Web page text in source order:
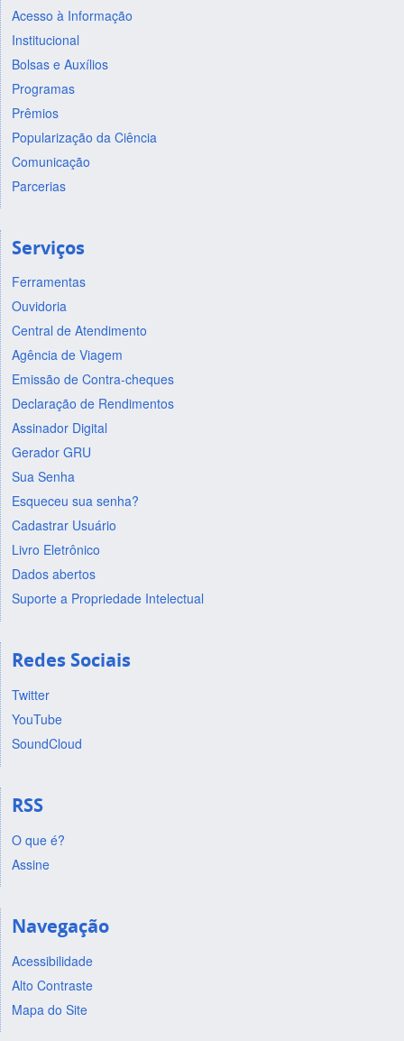
Acesso à Informação
Institucional
Bolsas e Auxílios
Programas
Prêmios
Popularização da Ciência
Comunicação
Parcerias
Serviços
Ferramentas
Ouvidoria
Central de Atendimento
Agência de Viagem
Emissão de Contra-cheques
Declaração de Rendimentos
Assinador Digital
Gerador GRU
Sua Senha
Esqueceu sua senha?
Cadastrar Usuário
Livro Eletrônico
Dados abertos
Suporte a Propriedade Intelectual
Redes Sociais
Twitter
YouTube
SoundCloud
RSS
O que é?
Assine
Navegação
Acessibilidade
Alto Contraste
Mapa do Site